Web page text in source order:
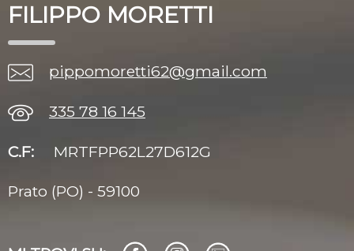
FILIPPO MORETTI
pippomoretti62@gmail.com
335 78 16 145
C.F: MRTFPP62L27D612G
Prato (PO) - 59100